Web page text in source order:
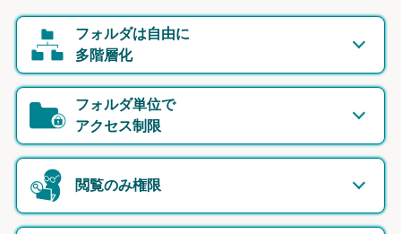
フォルダは自由に
多階層化
フォルダ単位で
アクセス制限
閲覧のみ権限